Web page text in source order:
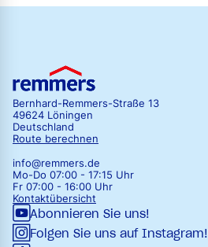
Bernhard-Remmers-Straße 13
49624 Löningen
Deutschland
Route berechnen
info@remmers.de
Mo-Do 07:00 - 17:15 Uhr
Fr 07:00 - 16:00 Uhr
Kontaktübersicht
Abonnieren Sie uns!
Folgen Sie uns auf Instagram!